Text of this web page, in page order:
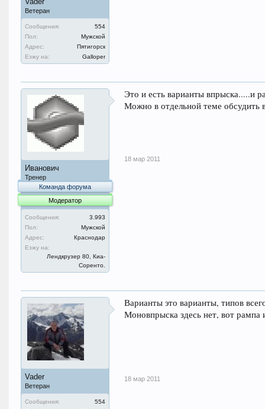
Ветеран
Сообщения:
554
Пол:
Мужской
Адрес:
Пятигорск
Езжу на:
Galloper
Иванович
Тренер
Команда форума
Модератор
Сообщения:
3.993
Пол:
Мужской
Адрес:
Краснодар
Езжу на:
Лендкрузер 80, Киа-
Соренто.
Это и есть варианты впрыска.....и
Можно в отдельной теме обсудить
18 мар 2011
Vader
Ветеран
Сообщения:
554
Варианты это варианты, типов
Моновпрыска здесь нет, вот рампа
18 мар 2011